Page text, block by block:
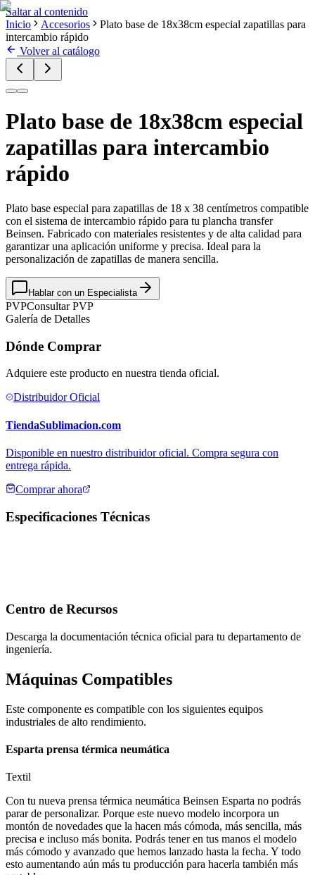
Saltar al contenido
Inicio
Accesorios
Plato base de 18x38cm especial zapatillas para
intercambio rápido
Volver al catálogo
Plato base de 18x38cm especial
zapatillas para intercambio
rápido
Plato base especial para zapatillas de 18 x 38 centímetros compatible
con el sistema de intercambio rápido para tu plancha transfer
Beinsen. Fabricado con materiales resistentes y de alta calidad para
garantizar una aplicación uniforme y precisa. Ideal para la
personalización de zapatillas de manera sencilla.
Hablar con un Especialista
PVPConsultar PVP
Galería de Detalles
Dónde Comprar
Adquiere este producto en nuestra tienda oficial.
Distribuidor Oficial
TiendaSublimacion.com
Disponible en nuestro distribuidor oficial. Compra segura con
entrega rápida.
Comprar ahora
Especificaciones Técnicas
Centro de Recursos
Descarga la documentación técnica oficial para tu departamento de
ingeniería.
Máquinas Compatibles
Este componente es compatible con los siguientes equipos
industriales de alto rendimiento.
Esparta prensa térmica neumática
Textil
Con tu nueva prensa térmica neumática Beinsen Esparta no podrás
parar de personalizar. Porque este nuevo modelo incorpora un
montón de novedades que la hacen más cómoda, más sencilla, más
precisa e incluso más bonita. Podrás tener en tus manos el modelo
más cómodo y avanzado que hemos lanzado hasta la fecha. Y todo
esto aumentando aún más tu producción para hacerla también más